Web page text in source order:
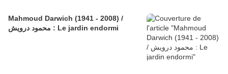
Mahmoud Darwich (1941 - 2008) /
محمود درويش : Le jardin endormi